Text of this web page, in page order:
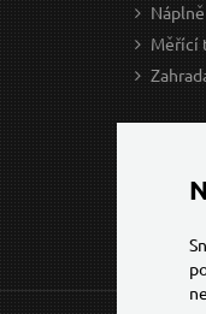
Měřící